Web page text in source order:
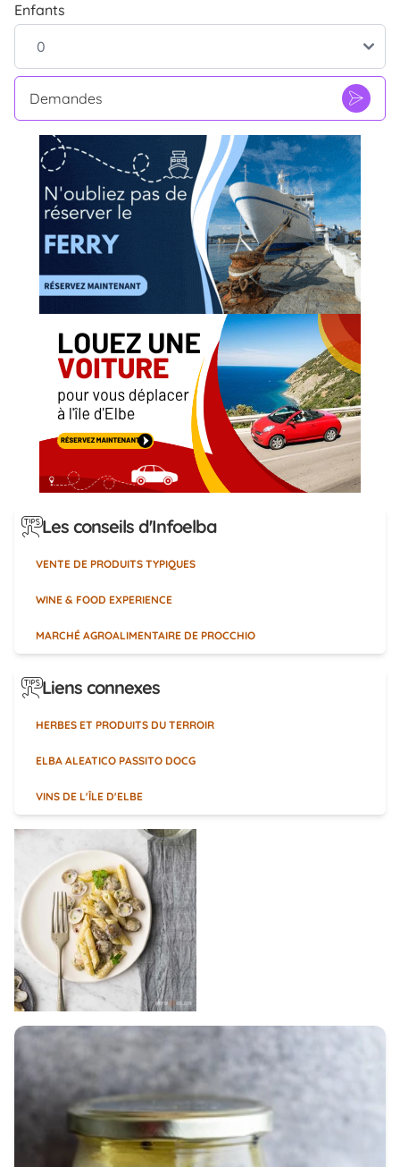
Enfants
Demandes
Les conseils d'Infoelba
VENTE DE PRODUITS TYPIQUES
WINE & FOOD EXPERIENCE
MARCHÉ AGROALIMENTAIRE DE PROCCHIO
Liens connexes
HERBES ET PRODUITS DU TERROIR
ELBA ALEATICO PASSITO DOCG
VINS DE L'ÎLE D'ELBE